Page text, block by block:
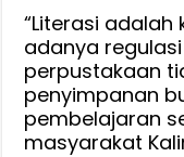
“Literasi adalah
adanya
perpustakaan
penyimpanan
pembelajaran
masyarakat